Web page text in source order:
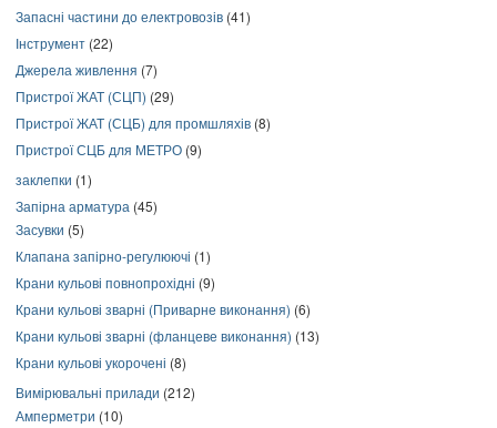
Запасні частини до електровозів (41)
Інструмент (22)
Джерела живлення (7)
Пристрої ЖАТ (СЦП) (29)
Пристрої ЖАТ (СЦБ) для промшляхів (8)
Пристрої СЦБ для МЕТРО (9)
заклепки (1)
Запірна арматура (45)
Засувки (5)
Клапана запірно-регулюючі (1)
Крани кульові повнопрохідні (9)
Крани кульові зварні (Приварне виконання) (6)
Крани кульові зварні (фланцеве виконання) (13)
Крани кульові укорочені (8)
Вимірювальні прилади (212)
Амперметри (10)